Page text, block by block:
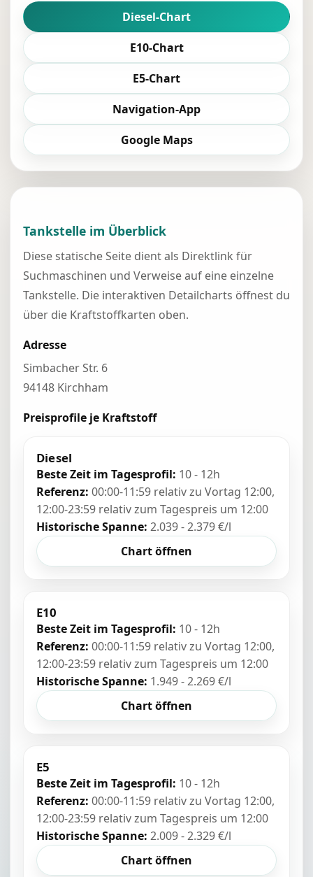
Diesel-Chart
E10-Chart
E5-Chart
Navigation-App
Google Maps
Tankstelle im Überblick
Diese statische Seite dient als Direktlink für
Suchmaschinen und Verweise auf eine einzelne
Tankstelle. Die interaktiven Detailcharts öffnest du
über die Kraftstoffkarten oben.
Adresse
Simbacher Str. 6
94148 Kirchham
Preisprofile je Kraftstoff
Diesel
Beste Zeit im Tagesprofil: 10 - 12h
Referenz: 00:00-11:59 relativ zu Vortag 12:00,
12:00-23:59 relativ zum Tagespreis um 12:00
Historische Spanne: 2.039 - 2.379 €/l
Chart öffnen
E10
Beste Zeit im Tagesprofil: 10 - 12h
Referenz: 00:00-11:59 relativ zu Vortag 12:00,
12:00-23:59 relativ zum Tagespreis um 12:00
Historische Spanne: 1.949 - 2.269 €/l
Chart öffnen
E5
Beste Zeit im Tagesprofil: 10 - 12h
Referenz: 00:00-11:59 relativ zu Vortag 12:00,
12:00-23:59 relativ zum Tagespreis um 12:00
Historische Spanne: 2.009 - 2.329 €/l
Chart öffnen